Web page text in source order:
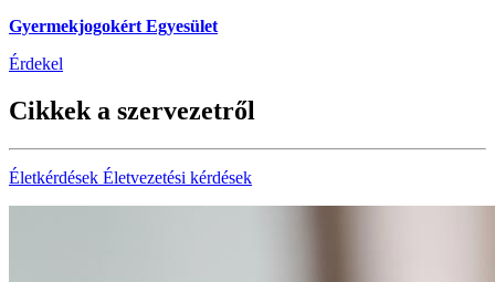
Gyermekjogokért Egyesület
Érdekel
Cikkek a szervezetről
Életkérdések Életvezetési kérdések